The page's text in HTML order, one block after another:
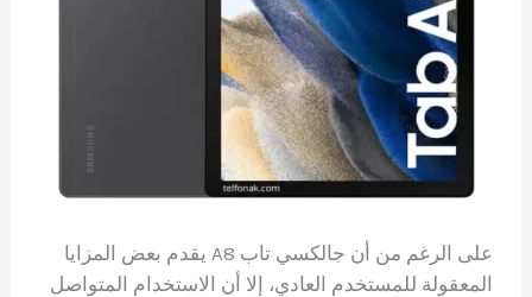
على الرغم من أن جالكسي تاب A8 يقدم بعض المزايا
المعقولة للمستخدم العادي، إلا أن الاستخدام المتواصل